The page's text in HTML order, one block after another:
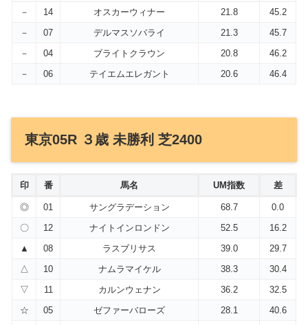
－
14 オスカーウィナー 21.8
45.2
－
07 デルマスソバライ 21.3
45.7
－
04 ブライトクラウン 20.8
46.2
－
06 テイエムエレガント 20.6 46.4
東京05R ３歳 未勝利 芝2400
印 番 馬名 UM指数 差
◎ 01 サングラデーション 68.7
0.0
〇
12 ナイトインロンドン 52.5
16.2
▲
08 ラスブリサス 39.0
29.7
△
10 ナムラマイケル 38.3
30.4
▽
11 カルンウェナン 36.2
32.5
☆
05 ゼファーバローズ 28.1
40.6